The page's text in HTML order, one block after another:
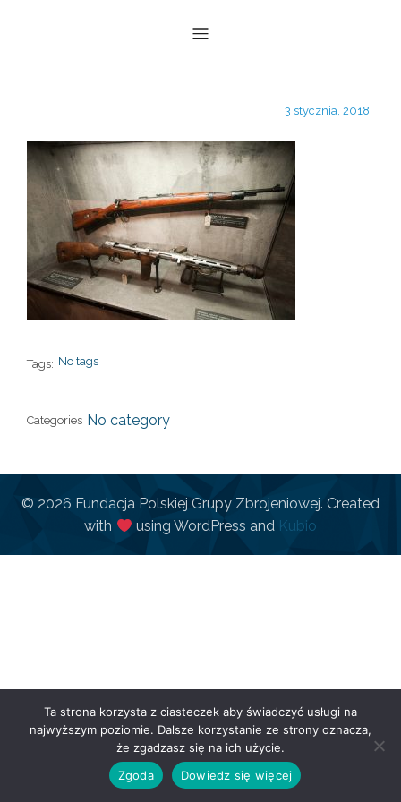
3 stycznia, 2018
Tags: No tags
Categories No category
© 2026 Fundacja Polskiej Grupy Zbrojeniowej. Created
with
using WordPress and Kubio
Ta strona korzysta z ciasteczek aby świadczyć usługi na
najwyższym poziomie. Dalsze korzystanie ze strony oznacza,
że zgadzasz się na ich użycie.
Zgoda
Dowiedz się więcej